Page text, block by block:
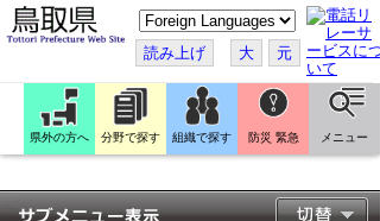
こ
の
ペ
ー
ジ
翻
訳
す
読み上げ 大 元
県外の方へ 分野で探す 組織で探す 防災 緊急 メニュー